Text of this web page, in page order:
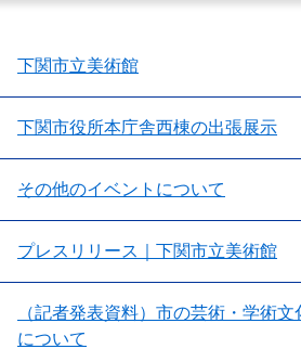
下関市立美術館
下関市役所本庁舎西棟の出張展示
その他のイベントについて
プレスリリース｜下関市立美術館
（記者発表資料）市の芸術・学術
について